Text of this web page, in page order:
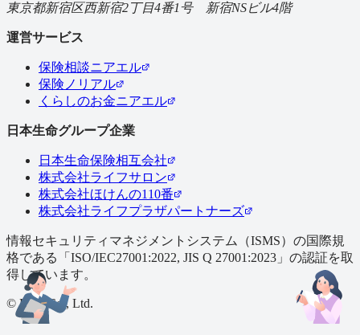
東京都新宿区西新宿2丁目4番1号 新宿NSビル4階
運営サービス
保険相談ニアエル
保険ノリアル
くらしのお金ニアエル
日本生命グループ企業
日本生命保険相互会社
株式会社ライフサロン
株式会社ほけんの110番
株式会社ライフプラザパートナーズ
情報セキュリティマネジメントシステム（ISMS）の国際規
格である「ISO/IEC27001:2022, JIS Q 27001:2023」の認証を取
得しています。
© LHL Co., Ltd.